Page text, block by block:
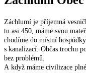
Záchlumí je příjemná
tu asi 450, máme svou
chodíme do místní
s kanalizací. Občas trochu
bez problémů.
A když máme civilizace